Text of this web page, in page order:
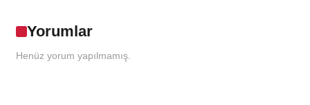
Yorumlar
Henüz yorum yapılmamış.